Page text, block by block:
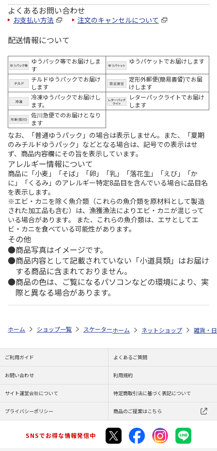
よくあるお問い合わせ
お支払い方法 注文のキャンセルについて
配送情報について
ゆうパック等でお届けしま
す
ゆうパケットでお届けします
チルドゆうパックでお届け
します
定形外郵便(簡易書留)でお届
けします
冷凍ゆうパックでお届けし
ます。
レターパックライトでお届け
します
佐川急便でのお届けとなり
ます
なお、「普通ゆうパック」の場合は表示しません。また、「夏期
のみチルドゆうパック」などとなる場合は、記号での表示はせ
ず、商品内容欄にその旨を表示しています。
アレルギー情報について
商品に「小麦」「そば」「卵」「乳」「落花生」「えび」「か
に」「くるみ」のアレルギー特定8品目を含んでいる場合に品目名
を表示します。
※エビ・カニを除く魚介類（これらの魚介類を原材料として製造
された加工品も含む）は、漁獲漁法によりエビ・カニが混じって
いる場合があります。 また、これらの魚介類は、エサとしてエ
ビ・カニを食べている可能性があります。
その他
商品写真はイメージです。
商品内容として記載されていない「小道具類」はお届け
する商品に含まれておりません。
商品の色は、ご覧になるパソコンなどの環境により、実
際と異なる場合があります。
ホーム ショップ一覧 スケーター 抗菌食洗機対応スライド箸＆箸箱
ホーム ネットショップ 雑貨・
ご利用ガイド よくあるご質問
お問い合わせ 利用規約
サイト運営会社について 特定商取引法に基づく表記について
プライバシーポリシー 商品のご提案はこちら
SNSでお得な情報発信中